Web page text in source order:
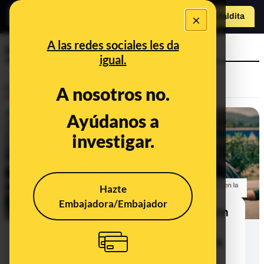
×
A las redes sociales les da
igual.
A nosotros no.
Ayúdanos a
investigar.
Hazte
Embajadora/Embajador
Hazte Maldita
inmigración ilegal
CONTEXTO
Qué sabemos sobre la regularización
policiales: no excluyen de obtenerla
siempre que no supongan "una